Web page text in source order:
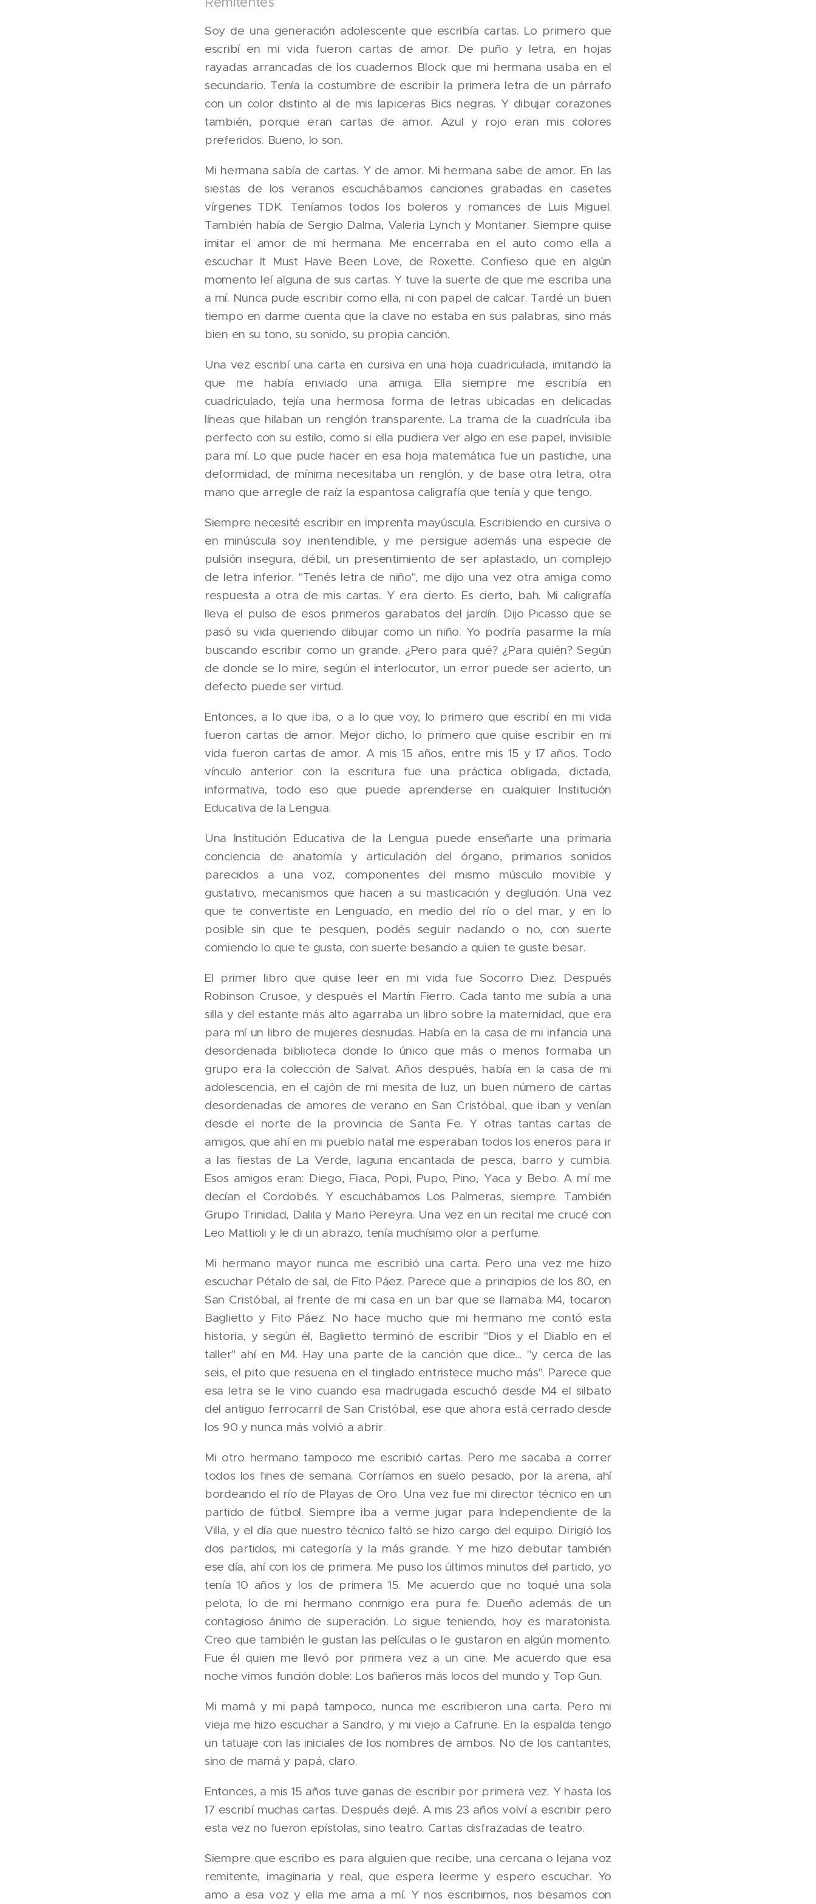
Soy de una generación adolescente que escribía cartas. Lo primero que
escribí en mi vida fueron cartas de amor. De puño y letra, en hojas
rayadas arrancadas de los cuadernos Block que mi hermana usaba en el
secundario. Tenía la costumbre de escribir la primera letra de un párrafo
con un color distinto al de mis lapiceras Bics negras. Y dibujar corazones
también, porque eran cartas de amor. Azul y rojo eran mis colores
preferidos. Bueno, lo son.
Mi hermana sabía de cartas. Y de amor. Mi hermana sabe de amor. En las
siestas de los veranos escuchábamos canciones grabadas en casetes
vírgenes TDK. Teníamos todos los boleros y romances de Luis Miguel.
También había de Sergio Dalma, Valeria Lynch y Montaner. Siempre quise
imitar el amor de mi hermana. Me encerraba en el auto como ella a
escuchar It Must Have Been Love, de Roxette. Confieso que en algún
momento leí alguna de sus cartas. Y tuve la suerte de que me escriba una
a mí. Nunca pude escribir como ella, ni con papel de calcar. Tardé un buen
tiempo en darme cuenta que la clave no estaba en sus palabras, sino más
bien en su tono, su sonido, su propia canción.
Una vez escribí una carta en cursiva en una hoja cuadriculada, imitando la
que me había enviado una amiga. Ella siempre me escribía en
cuadriculado, tejía una hermosa forma de letras ubicadas en delicadas
líneas que hilaban un renglón transparente. La trama de la cuadrícula iba
perfecto con su estilo, como si ella pudiera ver algo en ese papel, invisible
para mí. Lo que pude hacer en esa hoja matemática fue un pastiche, una
deformidad, de mínima necesitaba un renglón, y de base otra letra, otra
mano que arregle de raíz la espantosa caligrafía que tenía y que tengo.
Siempre necesité escribir en imprenta mayúscula. Escribiendo en cursiva o
en minúscula soy inentendible, y me persigue además una especie de
pulsión insegura, débil, un presentimiento de ser aplastado, un complejo
de letra inferior. "Tenés letra de niño", me dijo una vez otra amiga como
respuesta a otra de mis cartas. Y era cierto. Es cierto, bah. Mi caligrafía
lleva el pulso de esos primeros garabatos del jardín. Dijo Picasso que se
pasó su vida queriendo dibujar como un niño. Yo podría pasarme la mía
buscando escribir como un grande. ¿Pero para qué? ¿Para quién? Según
de donde se lo mire, según el interlocutor, un error puede ser acierto, un
defecto puede ser virtud.
Entonces, a lo que iba, o a lo que voy, lo primero que escribí en mi vida
fueron cartas de amor. Mejor dicho, lo primero que quise escribir en mi
vida fueron cartas de amor. A mis 15 años, entre mis 15 y 17 años. Todo
vínculo anterior con la escritura fue una práctica obligada, dictada,
informativa, todo eso que puede aprenderse en cualquier Institución
Educativa de la Lengua.
Una Institución Educativa de la Lengua puede enseñarte una primaria
conciencia de anatomía y articulación del órgano, primarios sonidos
parecidos a una voz, componentes del mismo músculo movible y
gustativo, mecanismos que hacen a su masticación y deglución. Una vez
que te convertiste en Lenguado, en medio del río o del mar, y en lo
posible sin que te pesquen, podés seguir nadando o no, con suerte
comiendo lo que te gusta, con suerte besando a quien te guste besar.
El primer libro que quise leer en mi vida fue Socorro Diez. Después
Robinson Crusoe, y después el Martín Fierro. Cada tanto me subía a una
silla y del estante más alto agarraba un libro sobre la maternidad, que era
para mí un libro de mujeres desnudas. Había en la casa de mi infancia una
desordenada biblioteca donde lo único que más o menos formaba un
grupo era la colección de Salvat. Años después, había en la casa de mi
adolescencia, en el cajón de mi mesita de luz, un buen número de cartas
desordenadas de amores de verano en San Cristóbal, que iban y venían
desde el norte de la provincia de Santa Fe. Y otras tantas cartas de
amigos, que ahí en mi pueblo natal me esperaban todos los eneros para ir
a las fiestas de La Verde, laguna encantada de pesca, barro y cumbia.
Esos amigos eran: Diego, Fiaca, Popi, Pupo, Pino, Yaca y Bebo. A mí me
decían el Cordobés. Y escuchábamos Los Palmeras, siempre. También
Grupo Trinidad, Dalila y Mario Pereyra. Una vez en un recital me crucé con
Leo Mattioli y le di un abrazo, tenía muchísimo olor a perfume.
Mi hermano mayor nunca me escribió una carta. Pero una vez me hizo
escuchar Pétalo de sal, de Fito Páez. Parece que a principios de los 80, en
San Cristóbal, al frente de mi casa en un bar que se llamaba M4, tocaron
Baglietto y Fito Páez. No hace mucho que mi hermano me contó esta
historia, y según él, Baglietto terminó de escribir "Dios y el Diablo en el
taller" ahí en M4. Hay una parte de la canción que dice... "y cerca de las
seis, el pito que resuena en el tinglado entristece mucho más". Parece que
esa letra se le vino cuando esa madrugada escuchó desde M4 el silbato
del antiguo ferrocarril de San Cristóbal, ese que ahora está cerrado desde
los 90 y nunca más volvió a abrir.
Mi otro hermano tampoco me escribió cartas. Pero me sacaba a correr
todos los fines de semana. Corríamos en suelo pesado, por la arena, ahí
bordeando el río de Playas de Oro. Una vez fue mi director técnico en un
partido de fútbol. Siempre iba a verme jugar para Independiente de la
Villa, y el día que nuestro técnico faltó se hizo cargo del equipo. Dirigió los
dos partidos, mi categoría y la más grande. Y me hizo debutar también
ese día, ahí con los de primera. Me puso los últimos minutos del partido, yo
tenía 10 años y los de primera 15. Me acuerdo que no toqué una sola
pelota, lo de mi hermano conmigo era pura fe. Dueño además de un
contagioso ánimo de superación. Lo sigue teniendo, hoy es maratonista.
Creo que también le gustan las películas o le gustaron en algún momento.
Fue él quien me llevó por primera vez a un cine. Me acuerdo que esa
noche vimos función doble: Los bañeros más locos del mundo y Top Gun.
Mi mamá y mi papá tampoco, nunca me escribieron una carta. Pero mi
vieja me hizo escuchar a Sandro, y mi viejo a Cafrune. En la espalda tengo
un tatuaje con las iniciales de los nombres de ambos. No de los cantantes,
sino de mamá y papá, claro.
Entonces, a mis 15 años tuve ganas de escribir por primera vez. Y hasta los
17 escribí muchas cartas. Después dejé. A mis 23 años volví a escribir pero
esta vez no fueron epístolas, sino teatro. Cartas disfrazadas de teatro.
Siempre que escribo es para alguien que recibe, una cercana o lejana voz
remitente, imaginaria y real, que espera leerme y espero escuchar. Yo
amo a esa voz y ella me ama a mí. Y nos escribimos, nos besamos con